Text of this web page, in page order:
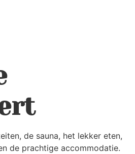
de sauna, het lekker eten,
de prachtige accommodatie.